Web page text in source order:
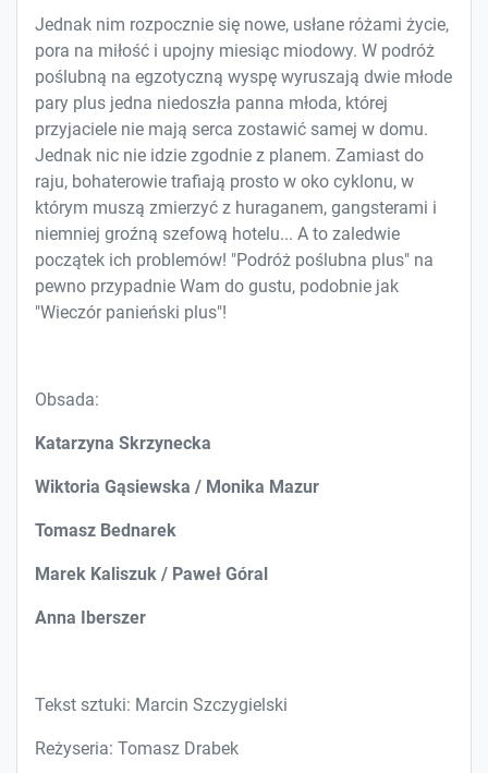
Jednak nim rozpocznie się nowe, usłane różami życie,
pora na miłość i upojny miesiąc miodowy. W podróż
poślubną na egzotyczną wyspę wyruszają dwie młode
pary plus jedna niedoszła panna młoda, której
przyjaciele nie mają serca zostawić samej w domu.
Jednak nic nie idzie zgodnie z planem. Zamiast do
raju, bohaterowie trafiają prosto w oko cyklonu, w
którym muszą zmierzyć z huraganem, gangsterami i
niemniej groźną szefową hotelu... A to zaledwie
początek ich problemów! "Podróż poślubna plus" na
pewno przypadnie Wam do gustu, podobnie jak
"Wieczór panieński plus"!
Obsada:
Katarzyna Skrzynecka
Wiktoria Gąsiewska / Monika Mazur
Tomasz Bednarek
Marek Kaliszuk / Paweł Góral
Anna Iberszer
Tekst sztuki: Marcin Szczygielski
Reżyseria: Tomasz Drabek